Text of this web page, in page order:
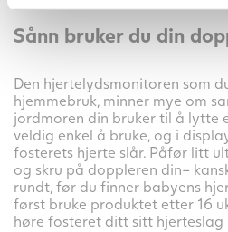
Sånn bruker du din
Den hjertelydsmonitoren som
hjemmebruk, minner mye om
jordmoren din bruker til å lytte
veldig enkel å bruke, og i
fosterets hjerte slår. Påfør litt
og skru på doppleren din–
rundt, før du finner babyens
først bruke produktet etter 16
høre fosteret ditt sitt hjerteslag